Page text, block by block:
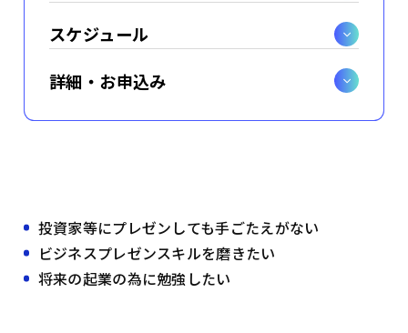
スケジュール
詳細・お申込み
投資家等にプレゼンしても手ごたえがない
ビジネスプレゼンスキルを磨きたい
将来の起業の為に勉強したい